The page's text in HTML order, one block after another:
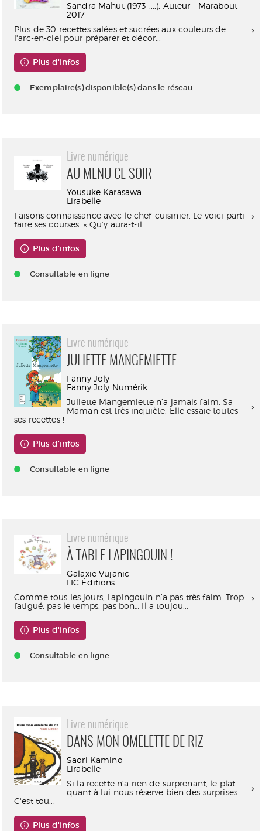
Sandra Mahut (1973-....). Auteur - Marabout -
2017
Plus de 30 recettes salées et sucrées aux couleurs de
l'arc-en-ciel pour préparer et décor...
Plus d'infos
Exemplaire(s) disponible(s) dans le réseau
Livre numérique
AU MENU CE SOIR
Yousuke Karasawa
Lirabelle
Faisons connaissance avec le chef-cuisinier. Le voici parti
faire ses courses. « Qu’y aura-t-il...
Plus d'infos
Consultable en ligne
Livre numérique
JULIETTE MANGEMIETTE
Fanny Joly
Fanny Joly Numérik
Juliette Mangemiette n’a jamais faim. Sa
Maman est très inquiète. Elle essaie toutes
ses recettes !
Plus d'infos
Consultable en ligne
Livre numérique
À TABLE LAPINGOUIN !
Galaxie Vujanic
HC Éditions
Comme tous les jours, Lapingouin n’a pas très faim. Trop
fatigué, pas le temps, pas bon… Il a toujou...
Plus d'infos
Consultable en ligne
Livre numérique
DANS MON OMELETTE DE RIZ
Saori Kamino
Lirabelle
Si la recette n'a rien de surprenant, le plat
quant à lui nous réserve bien des surprises.
C'est tou...
Plus d'infos